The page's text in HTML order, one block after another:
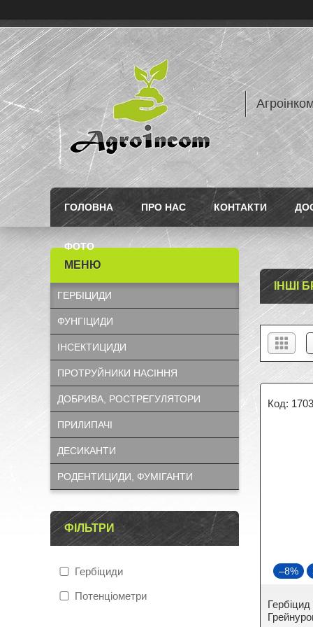
ГОЛОВНА ПРО НАС КОНТАКТИ
ФОТО
ІНШІ
–8%
ГЕРБІЦИДИ
ФУНГІЦИДИ
ІНСЕКТИЦИДИ
ПРОТРУЙНИКИ НАСІННЯ
ДОБРИВА, РОСТРЕГУЛЯТОРИ
ПРИЛИПАЧІ
ДЕСИКАНТИ
РОДЕНТИЦИДИ, ФУМІГАНТИ
ФІЛЬТРИ
Гербіциди
Потенціометри